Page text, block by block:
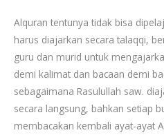
Alquran tentunya tidak bisa
harus diajarkan secara talaqqi,
guru dan murid untuk
demi kalimat dan bacaan demi
sebagaimana Rasulullah saw.
secara langsung, bahkan setiap
membacakan kembali ayat-ayat